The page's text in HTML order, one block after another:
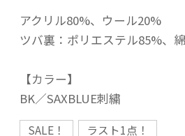
アクリル80%、ウール20%
ツバ裏：ポリエステル85%、
【カラー】
BK／SAXBLUE刺繍
SALE！
ラスト1点！